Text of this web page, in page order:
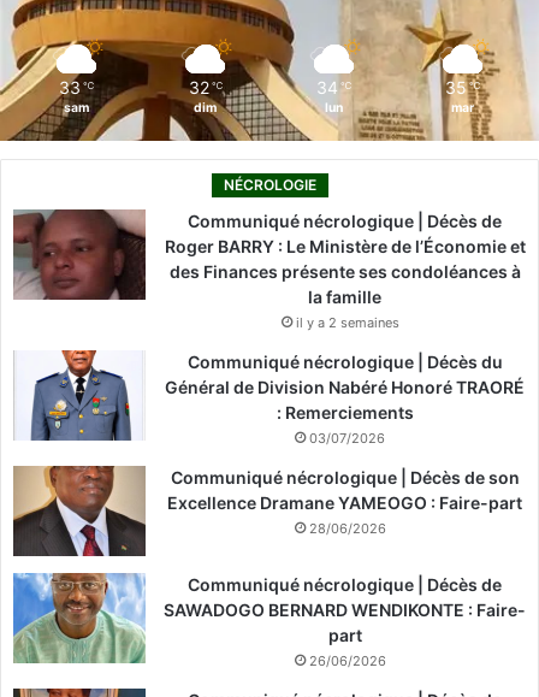
k
n
33 ℃
sam
32 ℃
dim
34 ℃
lun
35 ℃
mar
NÉCROLOGIE
Communiqué nécrologique | Décès de
Roger BARRY : Le Ministère de l’Économie et
des Finances présente ses condoléances à
la famille
il y a 2 semaines
Communiqué nécrologique | Décès du
Général de Division Nabéré Honoré TRAORÉ
: Remerciements
03/07/2026
Communiqué nécrologique | Décès de son
Excellence Dramane YAMEOGO : Faire-part
28/06/2026
Communiqué nécrologique | Décès de
SAWADOGO BERNARD WENDIKONTE : Faire-
part
26/06/2026